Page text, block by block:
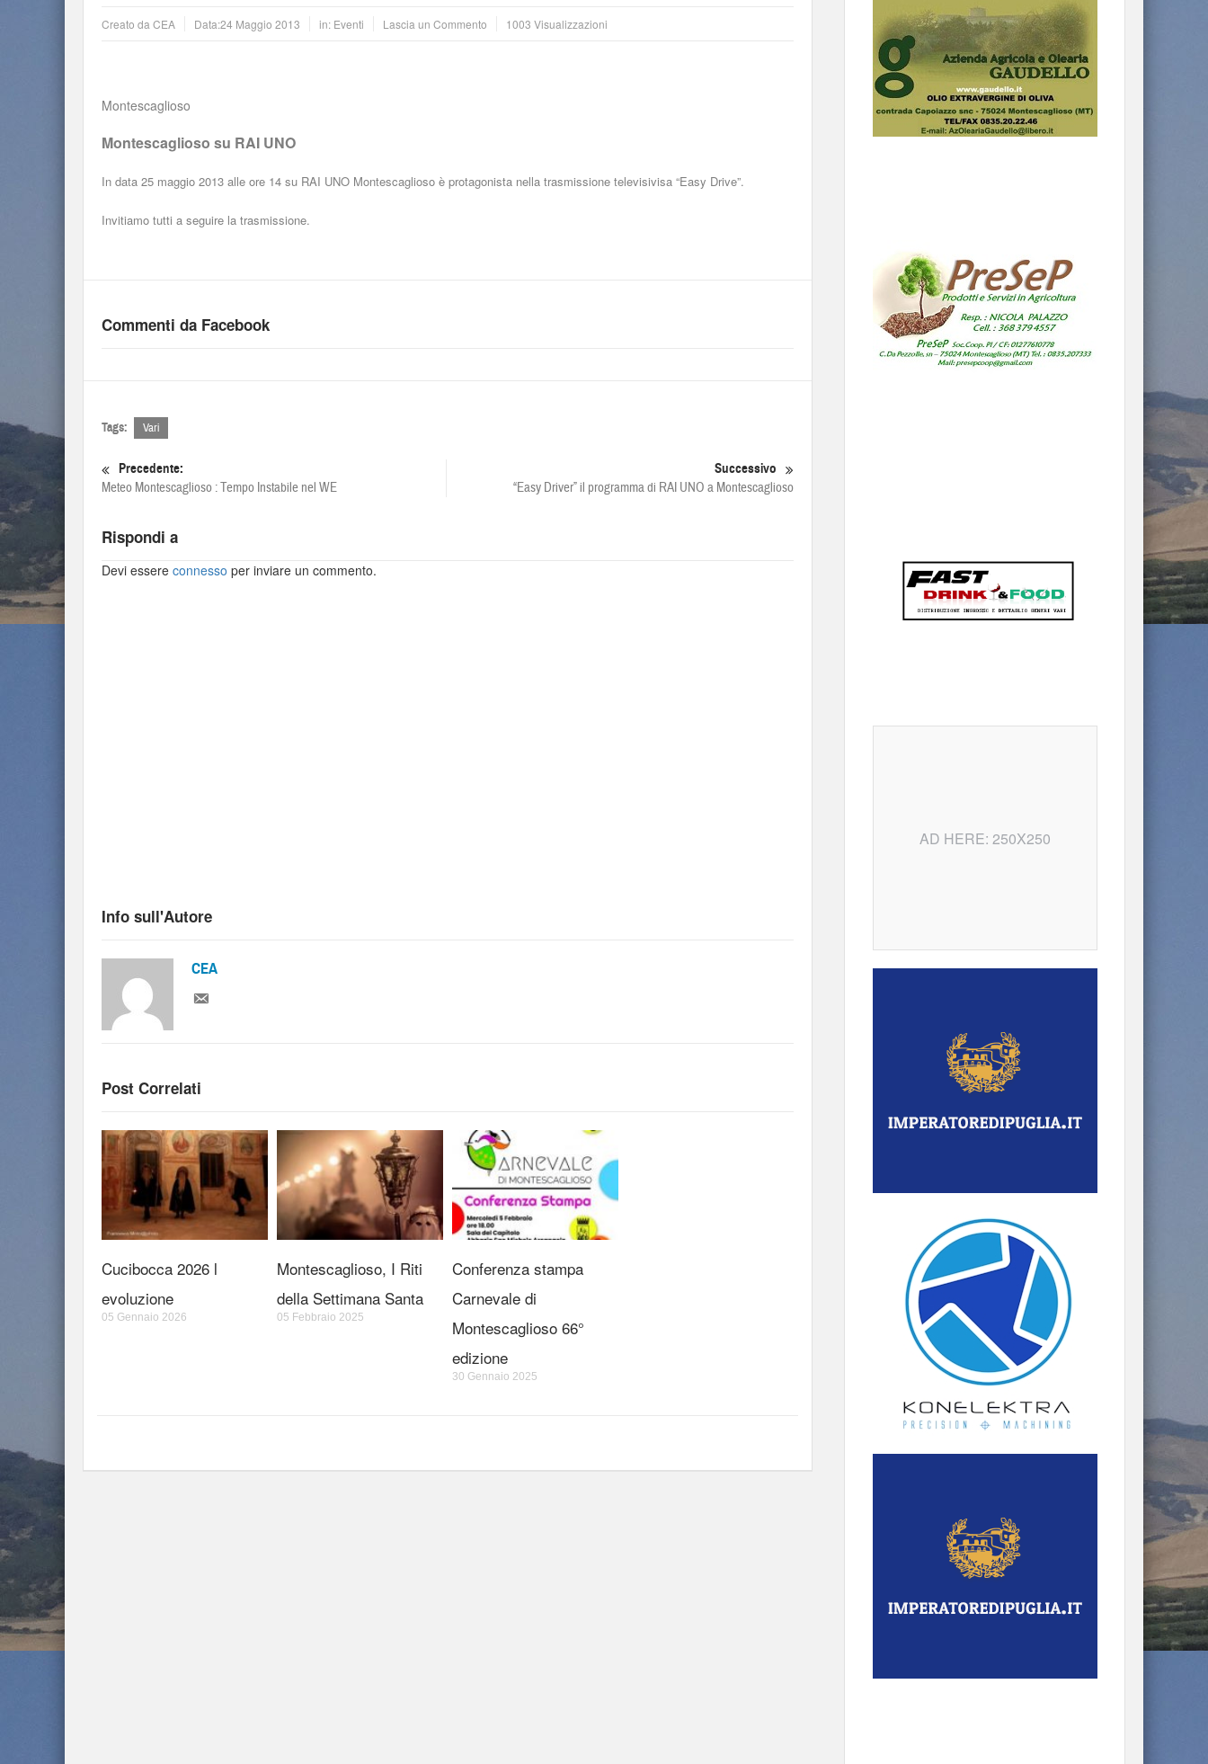
Creato da CEA Data:24 Maggio 2013 in: Eventi Lascia un Commento 1003 Visualizzazioni
Montescaglioso
Montescaglioso su RAI UNO
In data 25 maggio 2013 alle ore 14 su RAI UNO Montescaglioso è protagonista nella trasmissione televisivisa “Easy Drive”.
Invitiamo tutti a seguire la trasmissione.
Commenti da Facebook
Tags: Vari
Precedente:
Meteo Montescaglioso : Tempo Instabile nel WE
Successivo
“Easy Driver” il programma di RAI UNO a Montescaglioso
Rispondi a
Devi essere connesso per inviare un commento.
Info sull'Autore
CEA
Post Correlati
Cucibocca 2026 l
evoluzione
05 Gennaio 2026
Montescaglioso, I Riti
della Settimana Santa
05 Febbraio 2025
Conferenza stampa
Carnevale di
Montescaglioso 66°
edizione
30 Gennaio 2025
AD HERE: 250X250